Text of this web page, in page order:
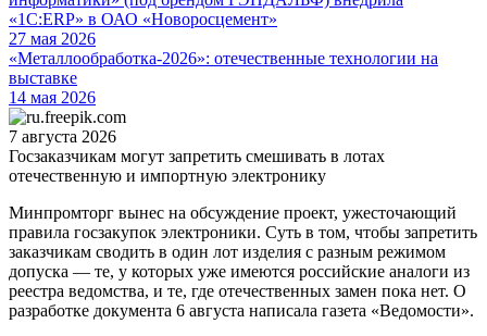
«1С:ERP» в ОАО «Новоросцемент»
27 мая 2026
«Металлообработка-2026»: отечественные технологии на
выставке
14 мая 2026
7 августа 2026
Госзаказчикам могут запретить смешивать в лотах
отечественную и импортную электронику
Минпромторг вынес на обсуждение проект, ужесточающий
правила госзакупок электроники. Суть в том, чтобы запретить
заказчикам сводить в один лот изделия с разным режимом
допуска — те, у которых уже имеются российские аналоги из
реестра ведомства, и те, где отечественных замен пока нет. О
разработке документа 6 августа написала газета «Ведомости».